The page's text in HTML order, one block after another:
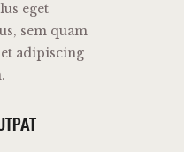
eget
sem quam
adipiscing